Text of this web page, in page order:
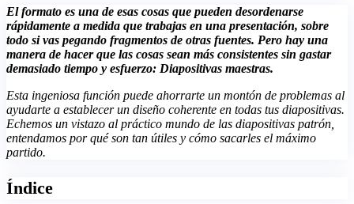
El formato es una de esas cosas que pueden desordenarse
rápidamente a medida que trabajas en una presentación, sobre
todo si vas pegando fragmentos de otras fuentes. Pero hay una
manera de hacer que las cosas sean más consistentes sin gastar
demasiado tiempo y esfuerzo: Diapositivas maestras.
Esta ingeniosa función puede ahorrarte un montón de problemas al
ayudarte a establecer un diseño coherente en todas tus diapositivas.
Echemos un vistazo al práctico mundo de las diapositivas patrón,
entendamos por qué son tan útiles y cómo sacarles el máximo
partido.
Índice